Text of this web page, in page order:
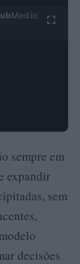
Media
sempre em
expandir
sem
decisões